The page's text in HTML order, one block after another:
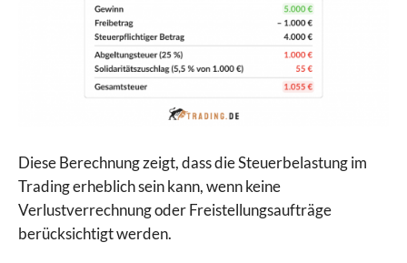
Diese Berechnung zeigt, dass die Steuerbelastung im
Trading erheblich sein kann, wenn keine
Verlustverrechnung oder Freistellungsaufträge
berücksichtigt werden.